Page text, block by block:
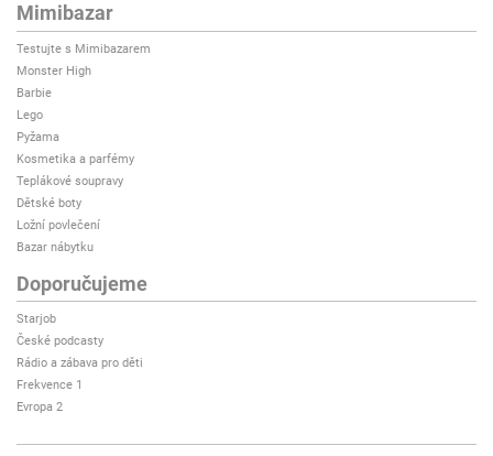
Mimibazar
Testujte s Mimibazarem
Monster High
Barbie
Lego
Pyžama
Kosmetika a parfémy
Teplákové soupravy
Dětské boty
Ložní povlečení
Bazar nábytku
Doporučujeme
Starjob
České podcasty
Rádio a zábava pro děti
Frekvence 1
Evropa 2